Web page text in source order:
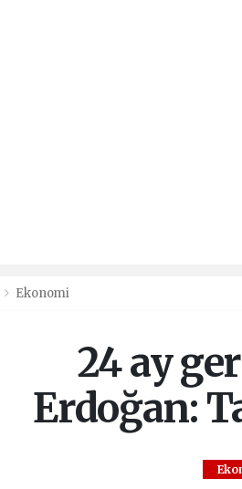
Ekonomi
24 ay
Erdoğan: